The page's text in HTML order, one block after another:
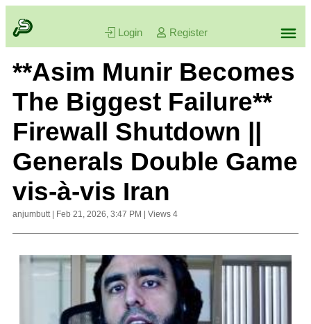
Login Register
**Asim Munir Becomes
The Biggest Failure**
Firewall Shutdown ||
Generals Double Game
vis-à-vis Iran
anjumbutt| Feb 21, 2026, 3:47 PM Views 4